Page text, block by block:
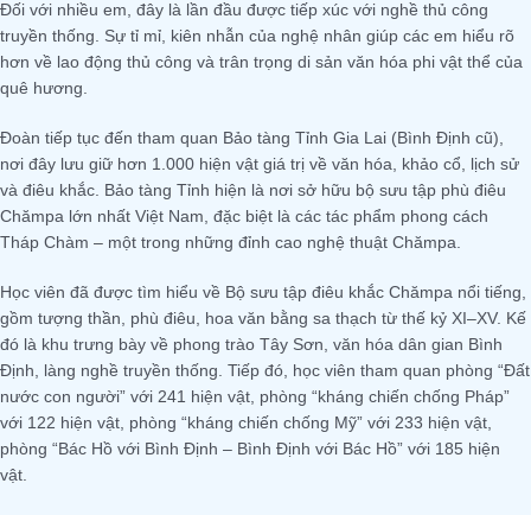
Đối với nhiều em, đây là lần đầu được tiếp xúc với nghề thủ công
truyền thống. Sự tỉ mỉ, kiên nhẫn của nghệ nhân giúp các em hiểu rõ
hơn về lao động thủ công và trân trọng di sản văn hóa phi vật thể của
quê hương.
Đoàn tiếp tục đến tham quan Bảo tàng Tỉnh Gia Lai (Bình Định cũ),
nơi đây lưu giữ hơn 1.000 hiện vật giá trị về văn hóa, khảo cổ, lịch sử
và điêu khắc. Bảo tàng Tỉnh hiện là nơi sở hữu bộ sưu tập phù điêu
Chămpa lớn nhất Việt Nam, đặc biệt là các tác phẩm phong cách
Tháp Chàm – một trong những đỉnh cao nghệ thuật Chămpa.
Học viên đã được tìm hiểu về Bộ sưu tập điêu khắc Chămpa nổi tiếng,
gồm tượng thần, phù điêu, hoa văn bằng sa thạch từ thế kỷ XI–XV. Kế
đó là khu trưng bày về phong trào Tây Sơn, văn hóa dân gian Bình
Định, làng nghề truyền thống. Tiếp đó, học viên tham quan phòng “Đất
nước con người” với 241 hiện vật, phòng “kháng chiến chống Pháp”
với 122 hiện vật, phòng “kháng chiến chống Mỹ” với 233 hiện vật,
phòng “Bác Hồ với Bình Định – Bình Định với Bác Hồ” với 185 hiện
vật.